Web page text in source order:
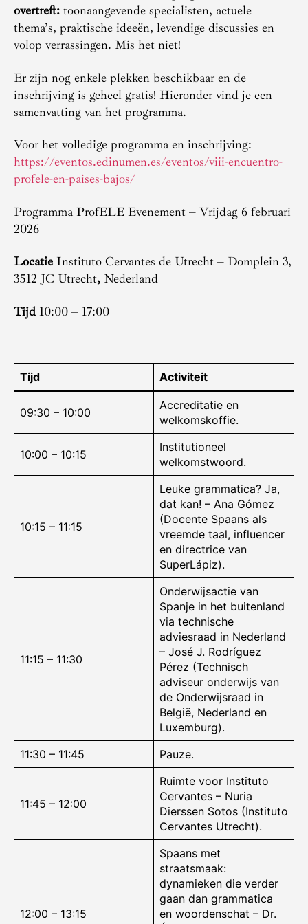
overtreft: toonaangevende specialisten, actuele
thema’s, praktische ideeën, levendige discussies en
volop verrassingen. Mis het niet!
Er zijn nog enkele plekken beschikbaar en de
inschrijving is geheel gratis! Hieronder vind je een
samenvatting van het programma.
Voor het volledige programma en inschrijving:
https://eventos.edinumen.es/eventos/viii-encuentro-
profele-en-paises-bajos/
Programma ProfELE Evenement – Vrijdag 6 februari
2026
Locatie Instituto Cervantes de Utrecht – Domplein 3,
3512 JC Utrecht, Nederland
Tijd10:00 – 17:00
Tijd Activiteit
09:30 – 10:00
Accreditatie en
welkomskoffie.
10:00 – 10:15
Institutioneel
welkomstwoord.
10:15 – 11:15
Leuke grammatica? Ja,
dat kan! – Ana Gómez
(Docente Spaans als
vreemde taal, influencer
en directrice van
SuperLápiz).
11:15 – 11:30
Onderwijsactie van
Spanje in het buitenland
via technische
adviesraad in Nederland
– José J. Rodríguez
Pérez (Technisch
adviseur onderwijs van
de Onderwijsraad in
België, Nederland en
Luxemburg).
11:30 – 11:45
Pauze.
11:45 – 12:00
Ruimte voor Instituto
Cervantes – Nuria
Dierssen Sotos (Instituto
Cervantes Utrecht).
12:00 – 13:15
Spaans met
straatsmaak:
dynamieken die verder
gaan dan grammatica
en woordenschat – Dr.